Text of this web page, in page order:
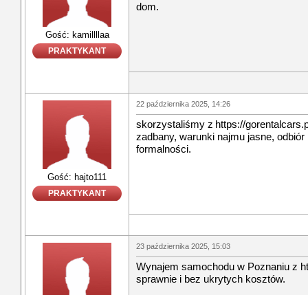
Gość: kamillllaa
PRAKTYKANT
dom.
Gość: hajto111
PRAKTYKANT
22 października 2025, 14:26
skorzystaliśmy z https://
zadbany, warunki najmu jasne,
formalności.
23 października 2025, 15:03
Wynajem samochodu w Poznaniu z
sprawnie i bez ukrytych kosztów.